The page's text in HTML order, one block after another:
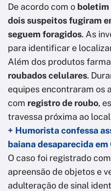
De acordo com o boletim
dois suspeitos fugiram
seguem foragidos. As
para identificar e
Além dos produtos
roubados celulares.
equipes encontraram os
com registro de roubo,
travessa próxima ao
+ Humorista confessa
baiana desaparecida
O caso foi registrado
apreensão de objetos e
adulteração de sinal